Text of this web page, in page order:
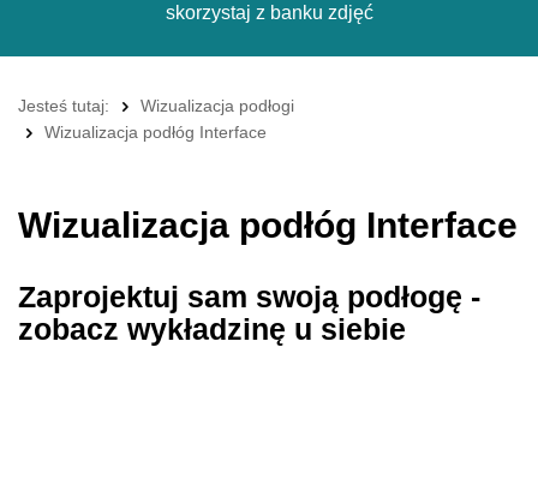
skorzystaj z banku zdjęć
Jesteś tutaj:
Wizualizacja podłogi
Wizualizacja podłóg Interface
Wizualizacja podłóg Interface
Zaprojektuj sam swoją podłogę -
zobacz wykładzinę u siebie